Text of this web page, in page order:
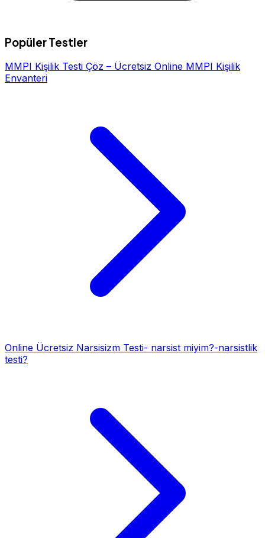
Popüler Testler
MMPI Kişilik Testi Çöz – Ücretsiz Online MMPI Kişilik
Envanteri
Online Ücretsiz Narsisizm Testi- narsist miyim?-narsistlik
testi?